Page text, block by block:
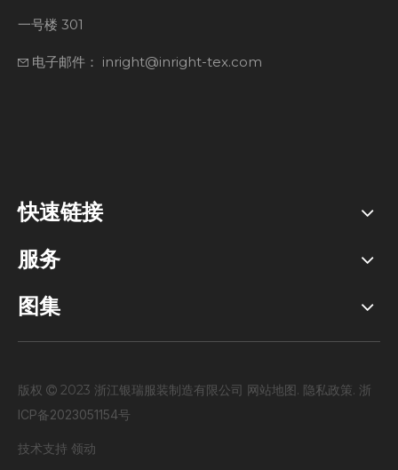
一号楼 301
电子邮件： inright@inright-tex.com
快速链接
服务
图集
版权  2023 浙江银瑞服装制造有限公司 网站地图. 隐私政策. 浙
ICP备2023051154号
技术支持 领动